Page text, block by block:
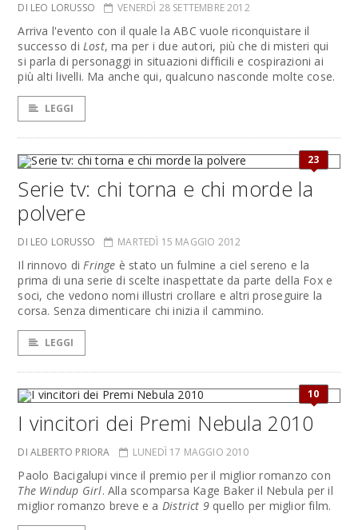
DI LEO LORUSSO VENERDÌ 28 SETTEMBRE 2012
Arriva l'evento con il quale la ABC vuole riconquistare il
successo di Lost, ma per i due autori, più che di misteri qui
si parla di personaggi in situazioni difficili e cospirazioni ai
più alti livelli. Ma anche qui, qualcuno nasconde molte cose.
LEGGI
23
Serie tv: chi torna e chi morde la
polvere
DI LEO LORUSSO MARTEDÌ 15 MAGGIO 2012
Il rinnovo diFringe è stato un fulmine a ciel sereno e la
prima di una serie di scelte inaspettate da parte della Fox e
soci, che vedono nomi illustri crollare e altri proseguire la
corsa. Senza dimenticare chi inizia il cammino.
LEGGI
10
I vincitori dei Premi Nebula 2010
DI ALBERTO PRIORA LUNEDÌ 17 MAGGIO 2010
Paolo Bacigalupi vince il premio per il miglior romanzo con
The Windup Girl. Alla scomparsa Kage Baker il Nebula per il
miglior romanzo breve e a District 9quello per miglior film.